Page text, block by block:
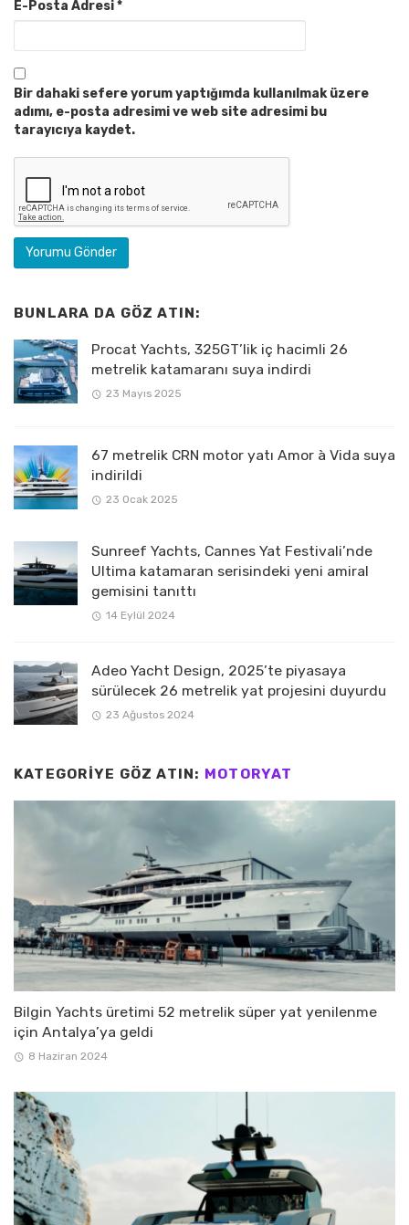
E-Posta Adresi*
Bir dahaki sefere yorum yaptığımda kullanılmak üzere
adımı, e-posta adresimi ve web site adresimi bu
tarayıcıya kaydet.
BUNLARA DA GÖZ ATIN:
Procat Yachts, 325GT’lik iç hacimli 26
metrelik katamaranı suya indirdi
23 Mayıs 2025
67 metrelik CRN motor yatı Amor à Vida suya
indirildi
23 Ocak 2025
Sunreef Yachts, Cannes Yat Festivali’nde
Ultima katamaran serisindeki yeni amiral
gemisini tanıttı
14 Eylül 2024
Adeo Yacht Design, 2025’te piyasaya
sürülecek 26 metrelik yat projesini duyurdu
23 Ağustos 2024
KATEGORIYE GÖZ ATIN: MOTORYAT
Bilgin Yachts üretimi 52 metrelik süper yat yenilenme
için Antalya’ya geldi
8 Haziran 2024